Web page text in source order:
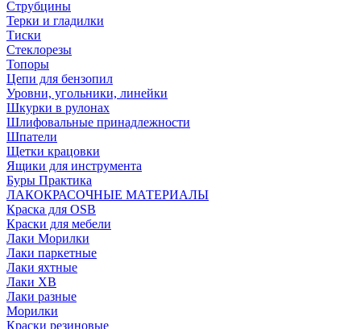
Струбцины
Терки и гладилки
Тиски
Стеклорезы
Топоры
Цепи для бензопил
Уровни, угольники, линейки
Шкурки в рулонах
Шлифовальные принадлежности
Шпатели
Щетки крацовки
Ящики для инструмента
Буры Практика
ЛАКОКРАСОЧНЫЕ МАТЕРИАЛЫ
Краска для OSB
Краски для мебели
Лаки Морилки
Лаки паркетные
Лаки яхтные
Лаки ХВ
Лаки разные
Морилки
Краски резиновые